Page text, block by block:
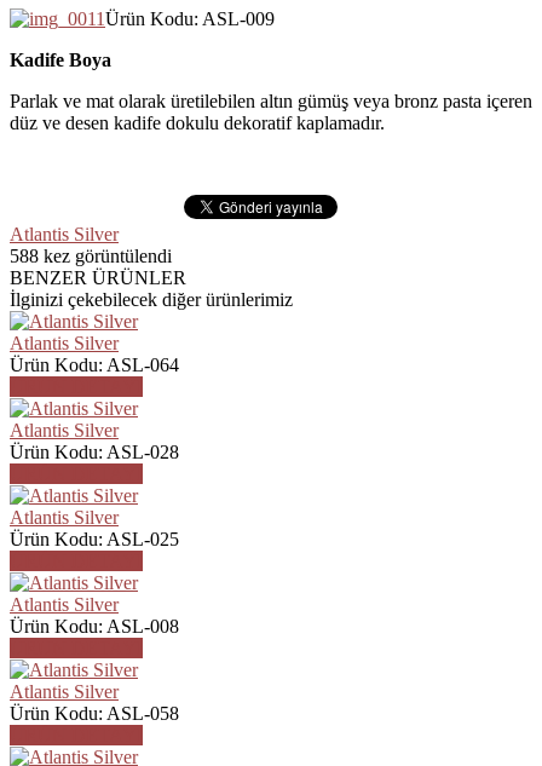
Ürün Kodu: ASL-009
Kadife Boya
Parlak ve mat olarak üretilebilen altın gümüş veya bronz pasta içeren
düz ve desen kadife dokulu dekoratif kaplamadır.
Atlantis Silver
588 kez görüntülendi
BENZER ÜRÜNLER
İlginizi çekebilecek diğer ürünlerimiz
Atlantis Silver
Ürün Kodu: ASL-064
Atlantis Silver
Ürün Kodu: ASL-028
Atlantis Silver
Ürün Kodu: ASL-025
Atlantis Silver
Ürün Kodu: ASL-008
Atlantis Silver
Ürün Kodu: ASL-058